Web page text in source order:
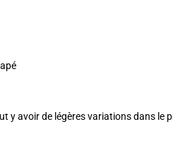
y avoir de légères variations dans le